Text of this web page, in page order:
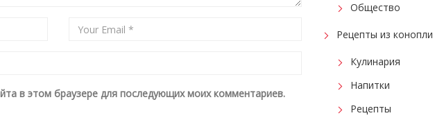
в этом браузере для последующих моих комментариев.
Общество
Рецепты из конопли
Кулинария
Напитки
Рецепты